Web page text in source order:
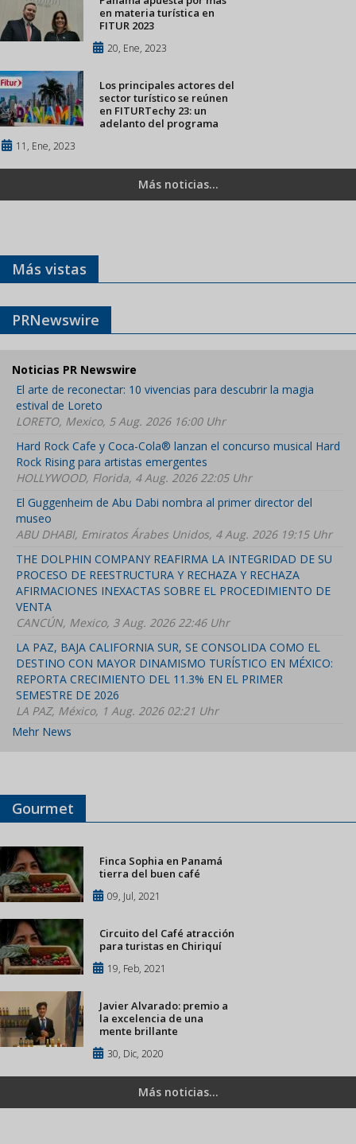
en materia turística en
FITUR 2023
20, Ene, 2023
Los principales actores del
sector turístico se reúnen
en FITURTechy 23: un
adelanto del programa
11, Ene, 2023
Más noticias...
Más vistas
PRNewswire
Noticias PR Newswire
El arte de reconectar: 10 vivencias para descubrir la magia
estival de Loreto
LORETO, Mexico, 5 Aug. 2026 16:00 Uhr
Hard Rock Cafe y Coca-Cola® lanzan el concurso musical Hard
Rock Rising para artistas emergentes
HOLLYWOOD, Florida, 4 Aug. 2026 22:05 Uhr
El Guggenheim de Abu Dabi nombra al primer director del
museo
ABU DHABI, Emiratos Árabes Unidos, 4 Aug. 2026 19:15 Uhr
THE DOLPHIN COMPANY REAFIRMA LA INTEGRIDAD DE SU
PROCESO DE REESTRUCTURA Y RECHAZA Y RECHAZA
AFIRMACIONES INEXACTAS SOBRE EL PROCEDIMIENTO DE
VENTA
CANCÚN, Mexico, 3 Aug. 2026 22:46 Uhr
LA PAZ, BAJA CALIFORNIA SUR, SE CONSOLIDA COMO EL
DESTINO CON MAYOR DINAMISMO TURÍSTICO EN MÉXICO:
REPORTA CRECIMIENTO DEL 11.3% EN EL PRIMER
SEMESTRE DE 2026
LA PAZ, México, 1 Aug. 2026 02:21 Uhr
Mehr News
Gourmet
Finca Sophia en Panamá
tierra del buen café
09, Jul, 2021
Circuito del Café atracción
para turistas en Chiriquí
19, Feb, 2021
Javier Alvarado: premio a
la excelencia de una
mente brillante
30, Dic, 2020
Más noticias...